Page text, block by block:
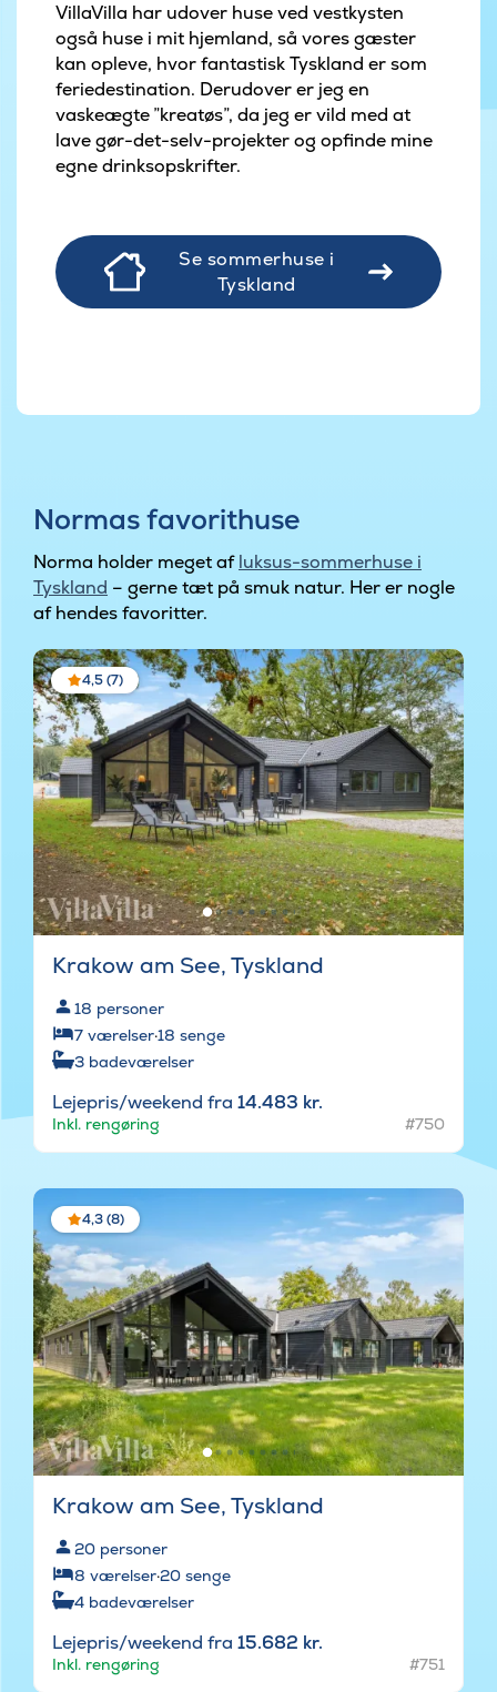
VillaVilla har udover huse ved vestkysten
også huse i mit hjemland, så vores gæster
kan opleve, hvor fantastisk Tyskland er som
feriedestination. Derudover er jeg en
vaskeægte ”kreatøs”, da jeg er vild med at
lave gør-det-selv-projekter og opfinde mine
egne drinksopskrifter.
Se sommerhuse i
Tyskland
Normas favorithuse
Norma holder meget afluksus-sommerhuse i
Tyskland – gerne tæt på smuk natur. Her er nogle
af hendes favoritter.
4,5 (7)
Krakow am See, Tyskland
18 personer
7 værelser·18 senge
3 badeværelser
Lejepris/weekend fra 14.483 kr.
Inkl. rengøring #750
4,3 (8)
Krakow am See, Tyskland
20 personer
8 værelser·20 senge
4 badeværelser
Lejepris/weekend fra 15.682 kr.
Inkl. rengøring #751